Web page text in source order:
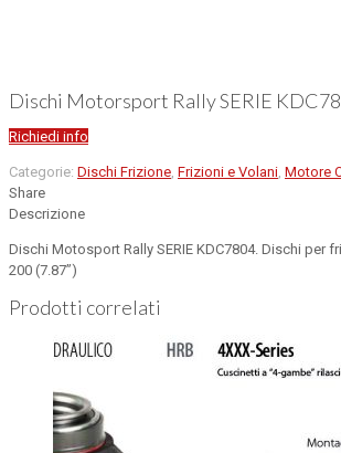
Dischi Motorsport Rally SERIE
Richiedi info
Categorie: Dischi Frizione Frizioni e Volani Motore
Share
Descrizione
Dischi Motosport Rally SERIE KDC7804. Dischi per
200 (7.87”)
Prodotti correlati